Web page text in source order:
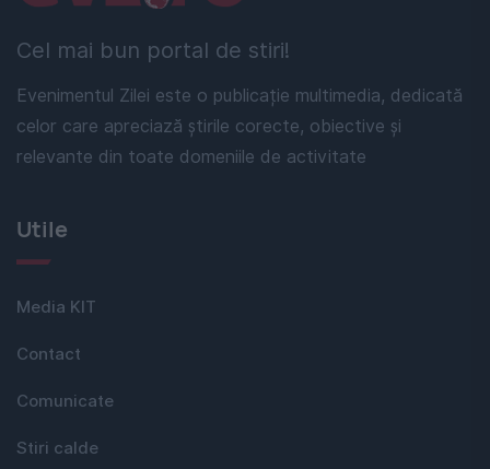
Cel mai bun portal de stiri!
Evenimentul Zilei este o publicație multimedia, dedicată
celor care apreciază știrile corecte, obiective și
relevante din toate domeniile de activitate
Utile
Media KIT
Contact
Comunicate
Stiri calde